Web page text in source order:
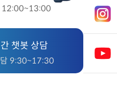
12:00~13:00
챗봇 상담
9:30~17:30